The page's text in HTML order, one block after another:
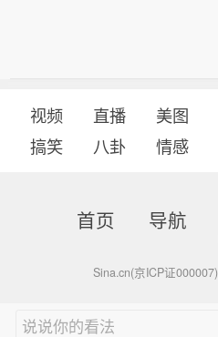
视频 直播 美图
搞笑
八卦 情感
首页 导航
Sina.cn(京ICP证000007)
说说你的看法